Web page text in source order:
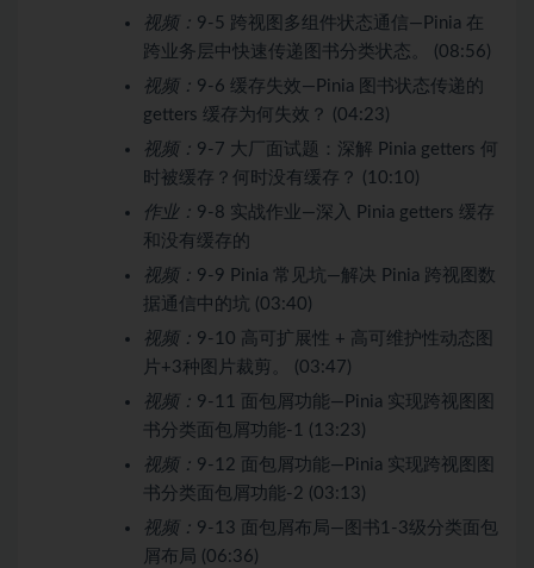
视频： 9-5 跨视图多组件状态通信—Pinia 在
跨业务层中快速传递图书分类状态。 (08:56)
视频： 9-6 缓存失效—Pinia 图书状态传递的
getters 缓存为何失效？ (04:23)
视频： 9-7 大厂面试题：深解 Pinia getters 何
时被缓存？何时没有缓存？ (10:10)
作业： 9-8 实战作业—深入 Pinia getters 缓存
和没有缓存的
视频： 9-9 Pinia 常见坑—解决 Pinia 跨视图数
据通信中的坑 (03:40)
视频： 9-10 高可扩展性 + 高可维护性动态图
片+3种图片裁剪。 (03:47)
视频： 9-11 面包屑功能—Pinia 实现跨视图图
书分类面包屑功能-1 (13:23)
视频： 9-12 面包屑功能—Pinia 实现跨视图图
书分类面包屑功能-2 (03:13)
视频： 9-13 面包屑布局—图书1-3级分类面包
屑布局 (06:36)